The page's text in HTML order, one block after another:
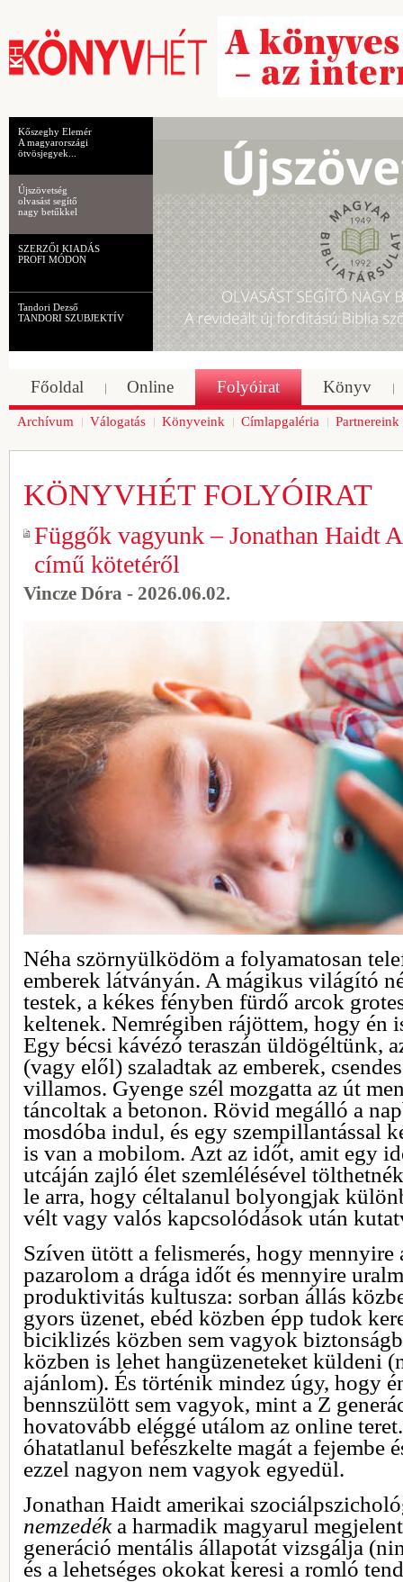
Kőszeghy Elemér
A magyarországi
ötvösjegyek...
Újszövetség
olvasást segítő
nagy betűkkel
SZERZŐI KIADÁS
PROFI MÓDON
Tandori Dezső
TANDORI SZUBJEKTÍV
Főoldal Online Folyóirat Könyv
Archívum Válogatás Könyveink Címlapgaléria Partnereink
KÖNYVHÉT FOLYÓIRAT
Függők vagyunk – Jonathan Haidt
című kötetéről
Vincze Dóra - 2026.06.02.
Néha szörnyülködöm a folyamatosan
emberek látványán. A mágikus világító
testek, a kékes fényben fürdő arcok
keltenek. Nemrégiben rájöttem, hogy én
Egy bécsi kávézó teraszán üldögéltünk,
(vagy elől) szaladtak az emberek,
villamos. Gyenge szél mozgatta az út
táncoltak a betonon. Rövid megálló a
mosdóba indul, és egy szempillantással
is van a mobilom. Azt az időt, amit egy
utcáján zajló élet szemlélésével
le arra, hogy céltalanul bolyongjak
vélt vagy valós kapcsolódások után
Szíven ütött a felismerés, hogy mennyire
pazarolom a drága időt és mennyire
produktivitás kultusza: sorban állás
gyors üzenet, ebéd közben épp tudok
biciklizés közben sem vagyok
közben is lehet hangüzeneteket küldeni
ajánlom). És történik mindez úgy, hogy
bennszülött sem vagyok, mint a Z
hovatovább eléggé utálom az online
óhatatlanul befészkelte magát a fejembe
ezzel nagyon nem vagyok egyedül.
Jonathan Haidt amerikai
nemzedéka harmadik magyarul
generáció mentális állapotát vizsgálja
és a lehetséges okokat keresi a romló